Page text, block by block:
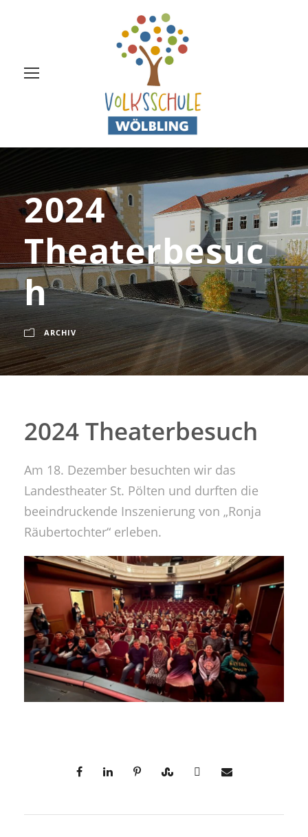
2024
Theaterbesuc
h
ARCHIV
2024 Theaterbesuch
Am 18. Dezember besuchten wir das
Landestheater St. Pölten und durften die
beeindruckende Inszenierung von „Ronja
Räubertochter“ erleben.